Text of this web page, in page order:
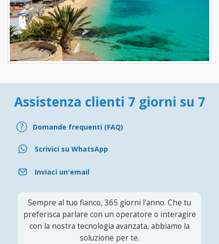
Assistenza clienti 7 giorni su 7
Domande frequenti (FAQ)
Scrivici su WhatsApp
Inviaci un'email
Sempre al tuo fianco, 365 giorni l'anno. Che tu
preferisca parlare con un operatore o interagire
con la nostra tecnologia avanzata, abbiamo la
soluzione per te.